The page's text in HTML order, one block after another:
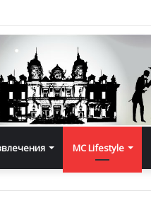
MC Lifestyle